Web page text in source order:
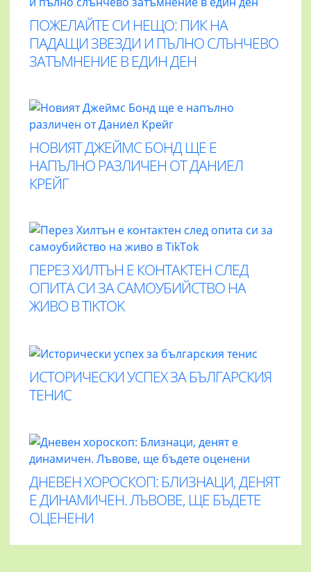
ПОЖЕЛАЙТЕ СИ НЕЩО: ПИК НА
ПАДАЩИ ЗВЕЗДИ И ПЪЛНО СЛЪНЧЕВО
ЗАТЪМНЕНИЕ В ЕДИН ДЕН
НОВИЯТ ДЖЕЙМС БОНД ЩЕ Е
НАПЪЛНО РАЗЛИЧЕН ОТ ДАНИЕЛ
КРЕЙГ
ПЕРЕЗ ХИЛТЪН Е КОНТАКТЕН СЛЕД
ОПИТА СИ ЗА САМОУБИЙСТВО НА
ЖИВО В TIKTOK
ИСТОРИЧЕСКИ УСПЕХ ЗА БЪЛГАРСКИЯ
ТЕНИС
ДНЕВЕН ХОРОСКОП: БЛИЗНАЦИ, ДЕНЯТ
Е ДИНАМИЧЕН. ЛЪВОВЕ, ЩЕ БЪДЕТЕ
ОЦЕНЕНИ